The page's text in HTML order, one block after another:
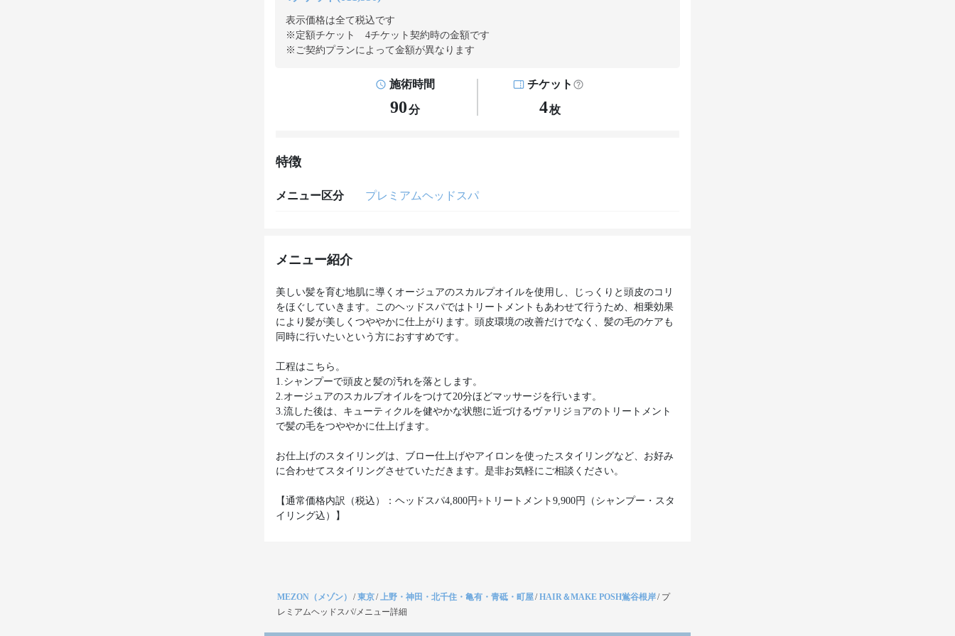
表示価格は全て税込です
※定額チケット 4チケット契約時の金額です
※ご契約プランによって金額が異なります
施術時間
90分
チケット
4枚
特徴
メニュー区分 プレミアムヘッドスパ
メニュー紹介
美しい髪を育む地肌に導くオージュアのスカルプオイルを使用し、じっくりと頭皮のコリ
をほぐしていきます。このヘッドスパではトリートメントもあわせて行うため、相乗効果
により髪が美しくつややかに仕上がります。頭皮環境の改善だけでなく、髪の毛のケアも
同時に行いたいという方におすすめです。
工程はこちら。
1.シャンプーで頭皮と髪の汚れを落とします。
2.オージュアのスカルプオイルをつけて20分ほどマッサージを行います。
3.流した後は、キューティクルを健やかな状態に近づけるヴァリジョアのトリートメント
で髪の毛をつややかに仕上げます。
お仕上げのスタイリングは、ブロー仕上げやアイロンを使ったスタイリングなど、お好み
に合わせてスタイリングさせていただきます。是非お気軽にご相談ください。
【通常価格内訳（税込）：ヘッドスパ4,800円+トリートメント9,900円（シャンプー・スタ
イリング込）】
MEZON（メゾン） /東京/上野・神田・北千住・亀有・青砥・町屋/HAIR＆MAKE POSH鴬谷根岸/ プ
レミアムヘッドスパ/メニュー詳細